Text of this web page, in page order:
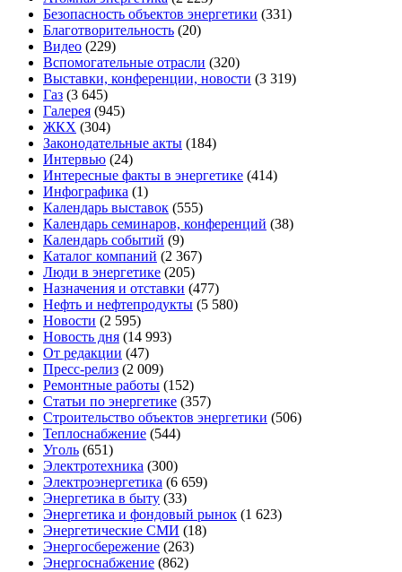
Безопасность объектов энергетики (331)
Благотворительность (20)
Видео (229)
Вспомогательные отрасли (320)
Выставки, конференции, новости (3 319)
Газ (3 645)
Галерея (945)
ЖКХ (304)
Законодательные акты (184)
Интервью (24)
Интересные факты в энергетике (414)
Инфографика (1)
Календарь выставок (555)
Календарь семинаров, конференций (38)
Календарь событий (9)
Каталог компаний (2 367)
Люди в энергетике (205)
Назначения и отставки (477)
Нефть и нефтепродукты (5 580)
Новости (2 595)
Новость дня (14 993)
От редакции (47)
Пресс-релиз (2 009)
Ремонтные работы (152)
Статьи по энергетике (357)
Строительство объектов энергетики (506)
Теплоснабжение (544)
Уголь (651)
Электротехника (300)
Электроэнергетика (6 659)
Энергетика в быту (33)
Энергетика и фондовый рынок (1 623)
Энергетические СМИ (18)
Энергосбережение (263)
Энергоснабжение (862)